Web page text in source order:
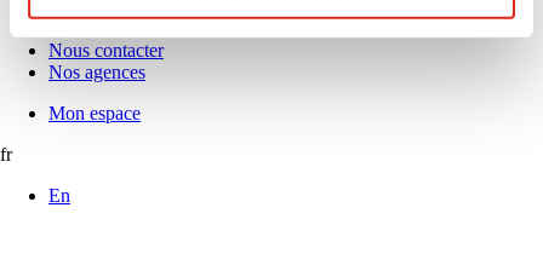
Nous contacter
Nos agences
Mon espace
fr
En